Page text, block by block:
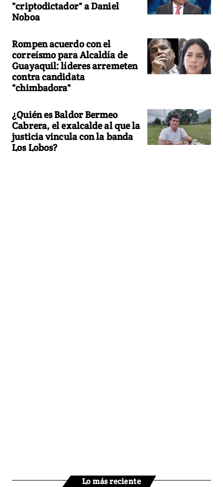
"criptodictador" a Daniel
Noboa
Rompen acuerdo con el
correísmo para Alcaldía de
Guayaquil: líderes arremeten
contra candidata
"chimbadora"
¿Quién es Baldor Bermeo
Cabrera, el exalcalde al que la
justicia vincula con la banda
Los Lobos?
Lo más reciente